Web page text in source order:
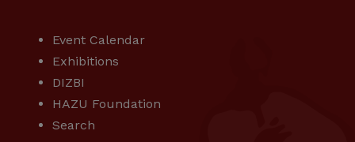
Event Calendar
Exhibitions
DIZBI
HAZU Foundation
Search